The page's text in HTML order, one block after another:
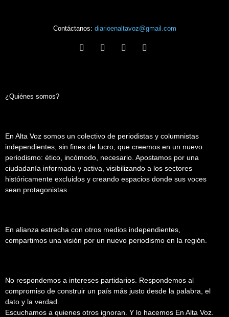
Contáctanos: diarioenaltavoz@gmail.com
¿Quiénes somos?
En Alta Voz somos un colectivo de periodistas y columnistas
independientes, sin fines de lucro, que creemos en un nuevo
periodismo: ético, incómodo, necesario. Apostamos por una
ciudadanía informada y activa, visibilizando a los sectores
históricamente excluidos y creando espacios donde sus voces
sean protagonistas.
En alianza estrecha con otros medios independientes,
compartimos una visión por un nuevo periodismo en la región.
No respondemos a intereses partidarios. Respondemos al
compromiso de construir un país más justo desde la palabra, el
dato y la verdad.
Escuchamos a quienes otros ignoran. Y lo hacemos En Alta Voz.